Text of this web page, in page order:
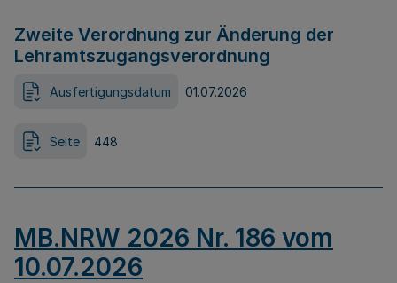
Zweite Verordnung zur Änderung der
Lehramtszugangsverordnung
Ausfertigungsdatum 01.07.2026
Seite 448
MB.NRW 2026 Nr. 186 vom
10.07.2026